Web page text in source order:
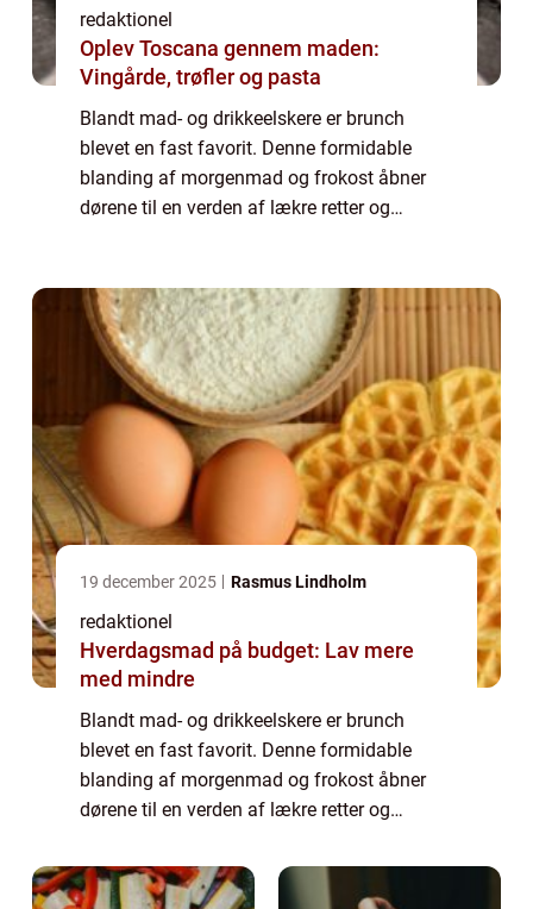
redaktionel
Oplev Toscana gennem maden:
Vingårde, trøfler og pasta
Blandt mad- og drikkeelskere er brunch
blevet en fast favorit. Denne formidable
blanding af morgenmad og frokost åbner
dørene til en verden af lækre retter og
19 december 2025 Rasmus Lindholm
redaktionel
Hverdagsmad på budget: Lav mere
med mindre
Blandt mad- og drikkeelskere er brunch
blevet en fast favorit. Denne formidable
blanding af morgenmad og frokost åbner
dørene til en verden af lækre retter og
dig i Lyngby eller omegn, er der specielt én ...